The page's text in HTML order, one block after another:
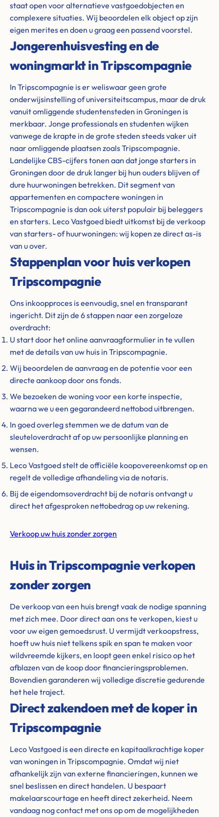
staat open voor alternatieve vastgoedobjecten en
complexere situaties. Wij beoordelen elk object op zijn
eigen merites en doen u graag een passend voorstel.
Jongerenhuisvesting en de
woningmarkt in Tripscompagnie
In Tripscompagnie is er weliswaar geen grote
onderwijsinstelling of universiteitscampus, maar de druk
vanuit omliggende studentensteden in Groningen is
merkbaar. Jonge professionals en studenten wijken
vanwege de krapte in de grote steden steeds vaker uit
naar omliggende plaatsen zoals Tripscompagnie.
Landelijke CBS-cijfers tonen aan dat jonge starters in
Groningen door de druk langer bij hun ouders blijven of
dure huurwoningen betrekken. Dit segment van
appartementen en compactere woningen in
Tripscompagnie is dan ook uiterst populair bij beleggers
en starters. Leco Vastgoed biedt uitkomst bij de verkoop
van starters- of huurwoningen: wij kopen ze direct as-is
van u over.
Stappenplan voor huis verkopen
Tripscompagnie
Ons inkoopproces is eenvoudig, snel en transparant
ingericht. Dit zijn de 6 stappen naar een zorgeloze
overdracht:
U start door het online aanvraagformulier in te vullen
met de details van uw huis in Tripscompagnie.
Wij beoordelen de aanvraag en de potentie voor een
directe aankoop door ons fonds.
We bezoeken de woning voor een korte inspectie,
waarna we u een gegarandeerd nettobod uitbrengen.
In goed overleg stemmen we de datum van de
sleuteloverdracht af op uw persoonlijke planning en
wensen.
Leco Vastgoed stelt de officiële koopovereenkomst op en
regelt de volledige afhandeling via de notaris.
Bij de eigendomsoverdracht bij de notaris ontvangt u
direct het afgesproken nettobedrag op uw rekening.
Verkoop uw huis zonder zorgen
Huis in Tripscompagnie verkopen
zonder zorgen
De verkoop van een huis brengt vaak de nodige spanning
met zich mee. Door direct aan ons te verkopen, kiest u
voor uw eigen gemoedsrust. U vermijdt verkoopstress,
hoeft uw huis niet telkens spik en span te maken voor
wildvreemde kijkers, en loopt geen enkel risico op het
afblazen van de koop door financieringsproblemen.
Bovendien garanderen wij volledige discretie gedurende
het hele traject.
Direct zakendoen met de koper in
Tripscompagnie
Leco Vastgoed is een directe en kapitaalkrachtige koper
van woningen in Tripscompagnie. Omdat wij niet
afhankelijk zijn van externe financieringen, kunnen we
snel beslissen en direct handelen. U bespaart
makelaarscourtage en heeft direct zekerheid. Neem
vandaag nog contact met ons op om de mogelijkheden